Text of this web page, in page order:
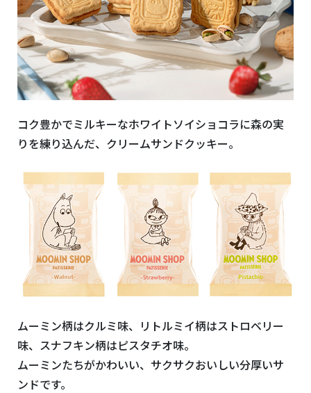
コク豊かでミルキーなホワイトソイショコラに森の実
りを練り込んだ、クリームサンドクッキー。
ムーミン柄はクルミ味、 リトルミイ柄はストロベリー
味、スナフキン柄はピスタチオ味。
ムーミンたちがかわいい、サクサクおいしい分厚いサ
ンドです。